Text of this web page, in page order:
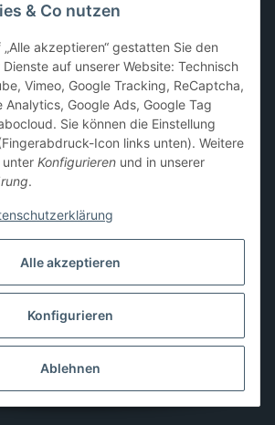
Zubehör &
Sleeves, Premium Sleeves,Toploader
Sammelalben / Binder / Pocket Pages
undAufbewahrungslösungen
Vertrag widerrufen
gesetzlicher USt., zzgl.Versand
gemäß § 25a UStG,
Alle akzeptieren
Konfigurieren
Ablehnen
& Co nutzen
akzeptieren“ gestatten Sie den
auf unserer Website: Technisch
Vimeo, Google Tracking, ReCaptcha,
Analytics, Google Ads, Google Tag
Sie können die Einstellung
Icon links unten). Weitere
unter Konfigurieren und in unserer
.